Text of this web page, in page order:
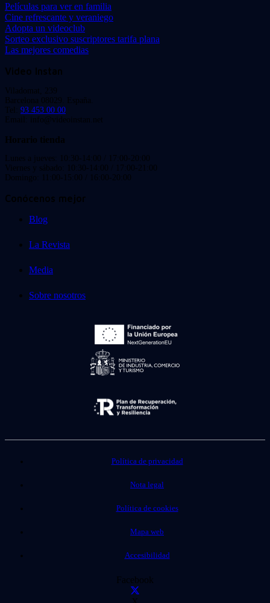
Películas para ver en familia
Cine refrescante y veraniego
Adopta un videoclub
Sorteo exclusivo suscriptores tarifa plana
Las mejores comedias
Video Instan
Viladomat, 239
Barcelona 08029. España.
Tel: 93 453 00 00
Email: info@videoinstan.net
Horario tienda
Lunes a jueves: 10:30-14:00 / 17:00-20:00
Viernes y sábado: 10:30-14:00 / 17:00-21:00
Domingo: 11:00-15:00 / 16:00-20:00
Conócenos mejor
Blog
La Revista
Media
Sobre nosotros
Política de privacidad
Nota legal
Política de cookies
Mapa web
Accesibilidad
Facebook